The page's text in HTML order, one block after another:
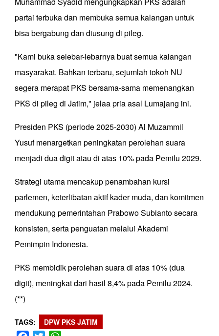
partai terbuka dan membuka semua kalangan untuk
bisa bergabung dan diusung di pileg.
"Kami buka selebar-lebarnya buat semua kalangan
masyarakat. Bahkan terbaru, sejumlah tokoh NU
segera merapat PKS bersama-sama memenangkan
PKS di pileg di Jatim," jelaa pria asal Lumajang ini.
Presiden PKS (periode 2025-2030) Al Muzammil
Yusuf menargetkan peningkatan perolehan suara
menjadi dua digit atau di atas 10% pada Pemilu 2029.
Strategi utama mencakup penambahan kursi
parlemen, keterlibatan aktif kader muda, dan komitmen
mendukung pemerintahan Prabowo Subianto secara
konsisten, serta penguatan melalui Akademi
Pemimpin Indonesia.
PKS membidik perolehan suara di atas 10% (dua
digit), meningkat dari hasil 8,4% pada Pemilu 2024.
(**)
TAGS DPW PKS JATIM